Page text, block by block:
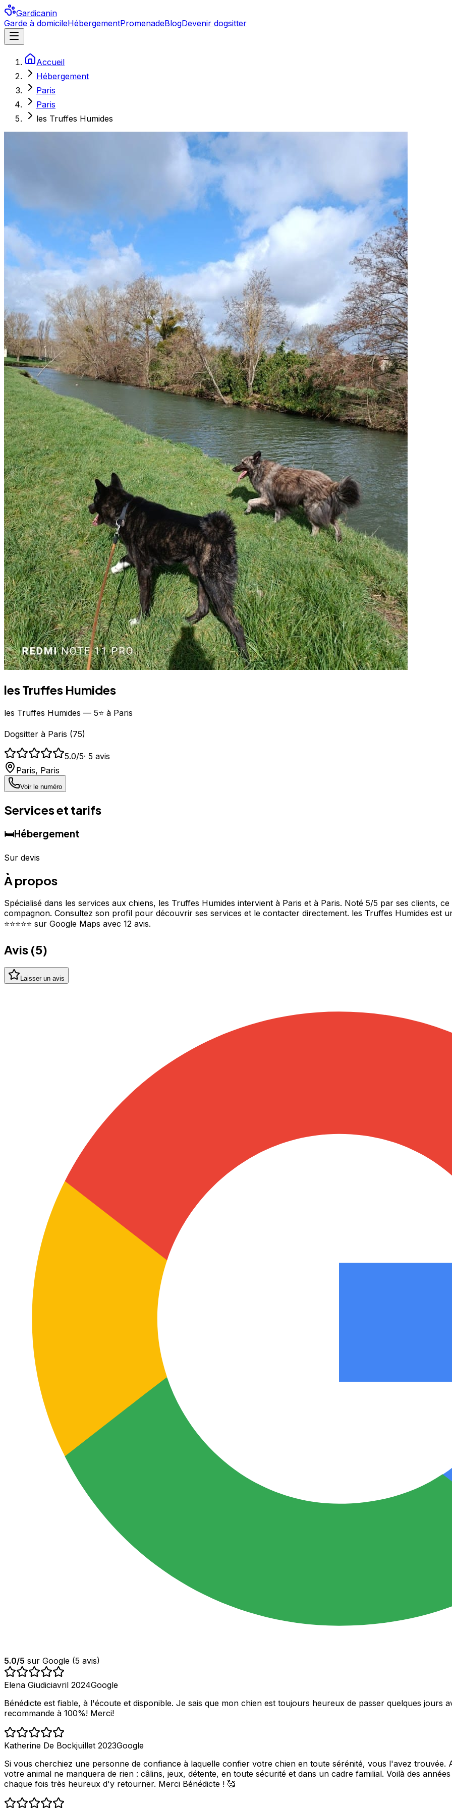
Gardicanin
Garde à domicileHébergementPromenadeBlogDevenir dogsitter
Accueil
Hébergement
Paris
Paris
les Truffes Humides
les Truffes Humides
les Truffes Humides — 5⭐ à Paris
Dogsitter à Paris (75)
5.0/5· 5 avis
Paris, Paris
Voir le numéro
Services et tarifs
🛏️Hébergement
Sur devis
À propos
Spécialisé dans les services aux chiens, les Truffes Humides intervient à Paris et à Paris. Noté 5/5 par ses clients,
compagnon. Consultez son profil pour découvrir ses services et le contacter directement. les Truffes Humides est
⭐⭐⭐⭐⭐ sur Google Maps avec 12 avis.
Avis (5)
Laisser un avis
5.0/5 sur Google (5 avis)
Elena Giudiciavril 2024Google
Bénédicte est fiable, à l'écoute et disponible. Je sais que mon chien est toujours heureux de passer quelques jours
recommande à 100%! Merci!
Katherine De Bockjuillet 2023Google
Si vous cherchiez une personne de confiance à laquelle confier votre chien en toute sérénité, vous l'avez trouvée.
votre animal ne manquera de rien : câlins, jeux, détente, en toute sécurité et dans un cadre familial. Voilà des
chaque fois très heureux d'y retourner. Merci Bénédicte ! 🥰